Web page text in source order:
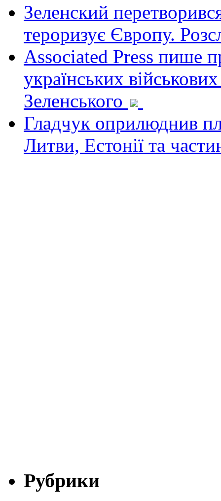
Зеленский
тероризує Європу.
Associated Press пише
українських
Зеленського
Гладчук оприлюднив
Литви, Естонії та
Рубрики